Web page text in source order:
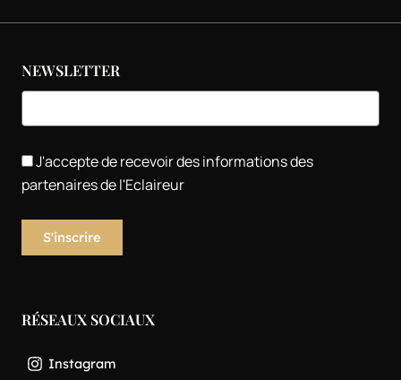
NEWSLETTER
J'accepte de recevoir des informations des
partenaires de l'Eclaireur
RÉSEAUX SOCIAUX
Instagram